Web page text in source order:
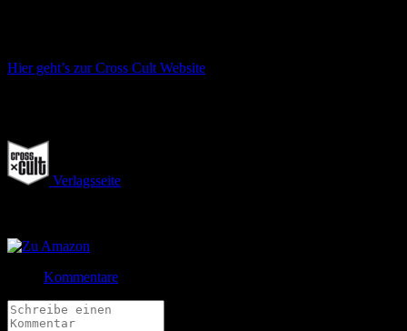
Hier geht’s zur Cross Cult Website
Verlagsseite
Kommentare